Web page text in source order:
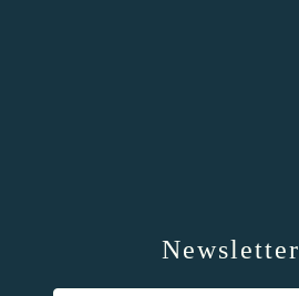
Newsletter